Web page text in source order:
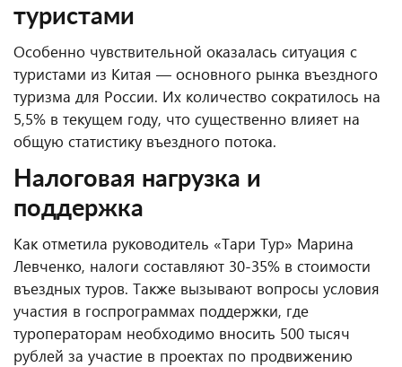
туристами
Особенно чувствительной оказалась ситуация с
туристами из Китая — основного рынка въездного
туризма для России. Их количество сократилось на
5,5% в текущем году, что существенно влияет на
общую статистику въездного потока.
Налоговая нагрузка и
поддержка
Как отметила руководитель «Тари Тур» Марина
Левченко, налоги составляют 30-35% в стоимости
въездных туров. Также вызывают вопросы условия
участия в госпрограммах поддержки, где
туроператорам необходимо вносить 500 тысяч
рублей за участие в проектах по продвижению